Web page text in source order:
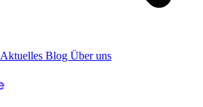
Aktuelles Blog Über uns